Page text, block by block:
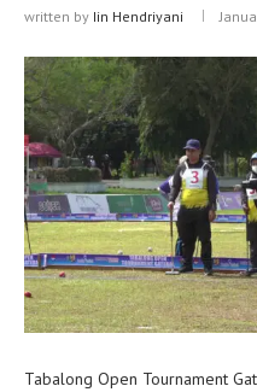
written by Iin Hendriyani
Tabalong Open Tournament